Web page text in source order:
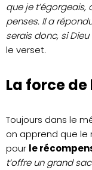
que je
penses. Il a
serais donc, si
le verset.
La force
Toujours dans le
on apprend que
pour le
t’offre un grand